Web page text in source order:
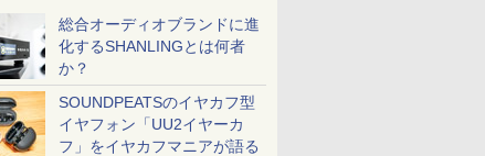
総合オーディオブランドに進
化するSHANLINGとは何者
か？
SOUNDPEATSのイヤカフ型
イヤフォン「UU2イヤーカ
フ」をイヤカフマニアが語る